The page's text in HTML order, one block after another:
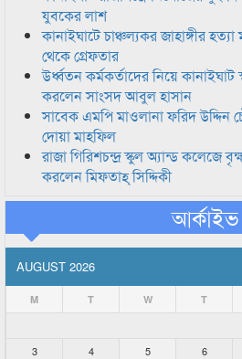
যুবকের লাশ
কানাইঘাটে চাঞ্চল্যকর জাহাঙ্গীর
থেকে গ্রেফতার
উর্ধ্বতন কর্মকর্তাদের নিয়ে কানাইঘাট
করলেন সাংসদ আবুল হাসান
সাবেক এমপি মাওলানা ফরিদ উদ্দিন
দোয়া মাহফিল
রাজা গিরিশচন্দ্র স্কুল অ্যান্ড কলেজে
করলেন মিফতাহ্ সিদ্দিকী
আর্কাইভ
AUGUST 2026
M T W T
3
4 5 6